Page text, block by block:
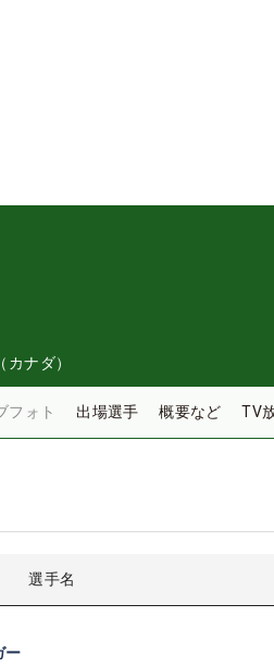
ナダ）
フォト 出場選手 概要など TV
選手名
ー